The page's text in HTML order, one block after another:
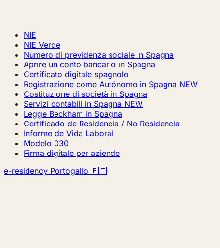
NIE
NIE Verde
Numero di previdenza sociale in Spagna
Aprire un conto bancario in Spagna
Certificato digitale spagnolo
Registrazione come Autónomo in Spagna NEW
Costituzione di società in Spagna
Servizi contabili in Spagna NEW
Legge Beckham in Spagna
Certificado de Residencia / No Residencia
Informe de Vida Laboral
Modelo 030
Firma digitale per aziende
e-residency Portogallo 🇵🇹